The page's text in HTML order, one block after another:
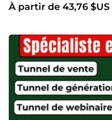
À partir de 43,76 $US